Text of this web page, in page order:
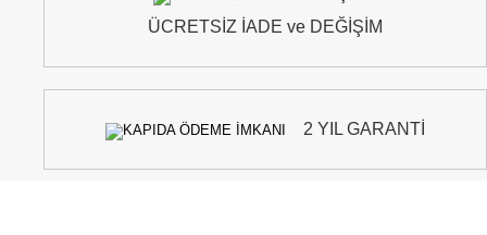
ÜCRETSİZ İADE ve DEĞİŞİM
2 YIL GARANTİ